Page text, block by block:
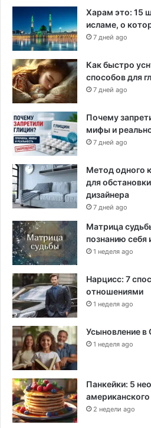
Харам это: 15
исламе, о
7 дней ago
Как быстро
способов для
7 дней ago
Почему
мифы и
7 дней ago
Метод одного
для
дизайнера
7 дней ago
Матрица
познанию себя
1 неделя ago
Нарцисс: 7
отношениями
1 неделя ago
Усыновление
1 неделя ago
Панкейки: 5
американского
2 недели ago